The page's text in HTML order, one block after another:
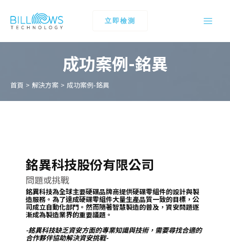
立即檢測
成功案例-銘異
首頁 解決方案 成功案例-銘異
銘異科技股份有限公司
問題或挑戰
銘異科技為全球主要硬碟品牌商提供硬碟零組件的設計與製
造服務。為了達成硬碟零組件大量生產品質一致的目標，公
司成立自動化部門。然而隨著智慧製造的普及，資安問題逐
漸成為製造業界的重要議題。
-銘異科技缺乏資安方面的專業知識與技術，需要尋找合適的
合作夥伴協助解決資安挑戰-